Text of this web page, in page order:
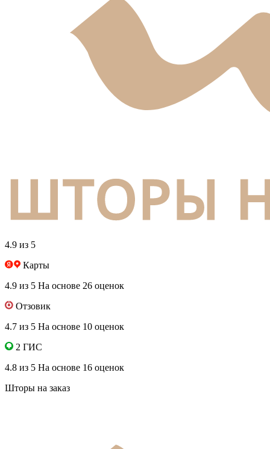
4.9 из 5
Карты
4.9 из 5 На основе 26 оценок
Отзовик
4.7 из 5 На основе 10 оценок
2 ГИС
4.8 из 5 На основе 16 оценок
Шторы на заказ